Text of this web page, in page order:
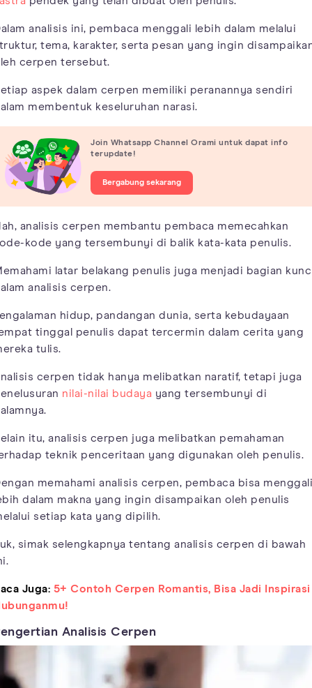
analisis ini, pembaca menggali lebih dalam melalui
tema, karakter, serta pesan yang ingin
cerpen tersebut.
aspek dalam cerpen memiliki peranannya sendiri
membentuk keseluruhan narasi.
Join Whatsapp Channel Orami untuk dapat info
terupdate!
Bergabung sekarang
analisis cerpen membantu pembaca memecahkan
kode yang tersembunyi di balik kata-kata penulis.
latar belakang penulis juga menjadi bagian
analisis cerpen.
hidup, pandangan dunia, serta kebudayaan
tinggal penulis dapat tercermin dalam cerita yang
tulis.
cerpen tidak hanya melibatkan naratif, tetapi juga
nilai-nilai budaya yang tersembunyi di
itu, analisis cerpen juga melibatkan pemahaman
teknik penceritaan yang digunakan oleh penulis.
memahami analisis cerpen, pembaca bisa menggali
dalam makna yang ingin disampaikan oleh penulis
setiap kata yang dipilih.
simak selengkapnya tentang analisis cerpen di bawah
Juga: 5+ Contoh Cerpen Romantis, Bisa Jadi Inspirasi
Analisis Cerpen